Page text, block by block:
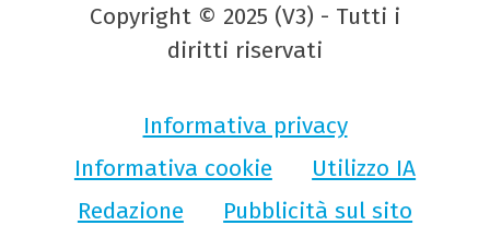
Copyright © 2025 (V3) - Tutti i
diritti riservati
Informativa privacy
Informativa cookie
Utilizzo IA
Redazione
Pubblicità sul sito